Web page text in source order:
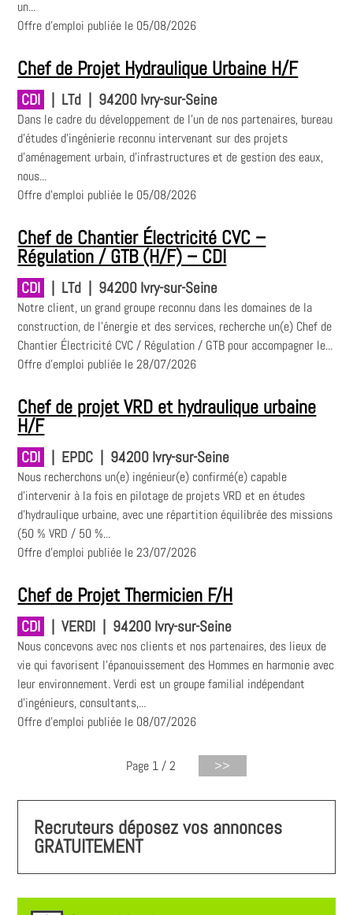
un...
Offre d'emploi publiée le 05/08/2026
Chef de Projet Hydraulique Urbaine H/F
CDI | LTd | 94200 Ivry-sur-Seine
Dans le cadre du développement de l'un de nos partenaires, bureau
d'études d'ingénierie reconnu intervenant sur des projets
d'aménagement urbain, d'infrastructures et de gestion des eaux,
nous...
Offre d'emploi publiée le 05/08/2026
Chef de Chantier Électricité CVC –
Régulation / GTB (H/F) – CDI
CDI | LTd | 94200 Ivry-sur-Seine
Notre client, un grand groupe reconnu dans les domaines de la
construction, de l'énergie et des services, recherche un(e) Chef de
Chantier Électricité CVC / Régulation / GTB pour accompagner le...
Offre d'emploi publiée le 28/07/2026
Chef de projet VRD et hydraulique urbaine
H/F
CDI | EPDC | 94200 Ivry-sur-Seine
Nous recherchons un(e) ingénieur(e) confirmé(e) capable
d’intervenir à la fois en pilotage de projets VRD et en études
d’hydraulique urbaine, avec une répartition équilibrée des missions
(50 % VRD / 50 %...
Offre d'emploi publiée le 23/07/2026
Chef de Projet Thermicien F/H
CDI | VERDI | 94200 Ivry-sur-Seine
Nous concevons avec nos clients et nos partenaires, des lieux de
vie qui favorisent l'épanouissement des Hommes en harmonie avec
leur environnement. Verdi est un groupe familial indépendant
d'ingénieurs, consultants,...
Offre d'emploi publiée le 08/07/2026
Page 1 / 2
Recruteurs déposez vos annonces
GRATUITEMENT